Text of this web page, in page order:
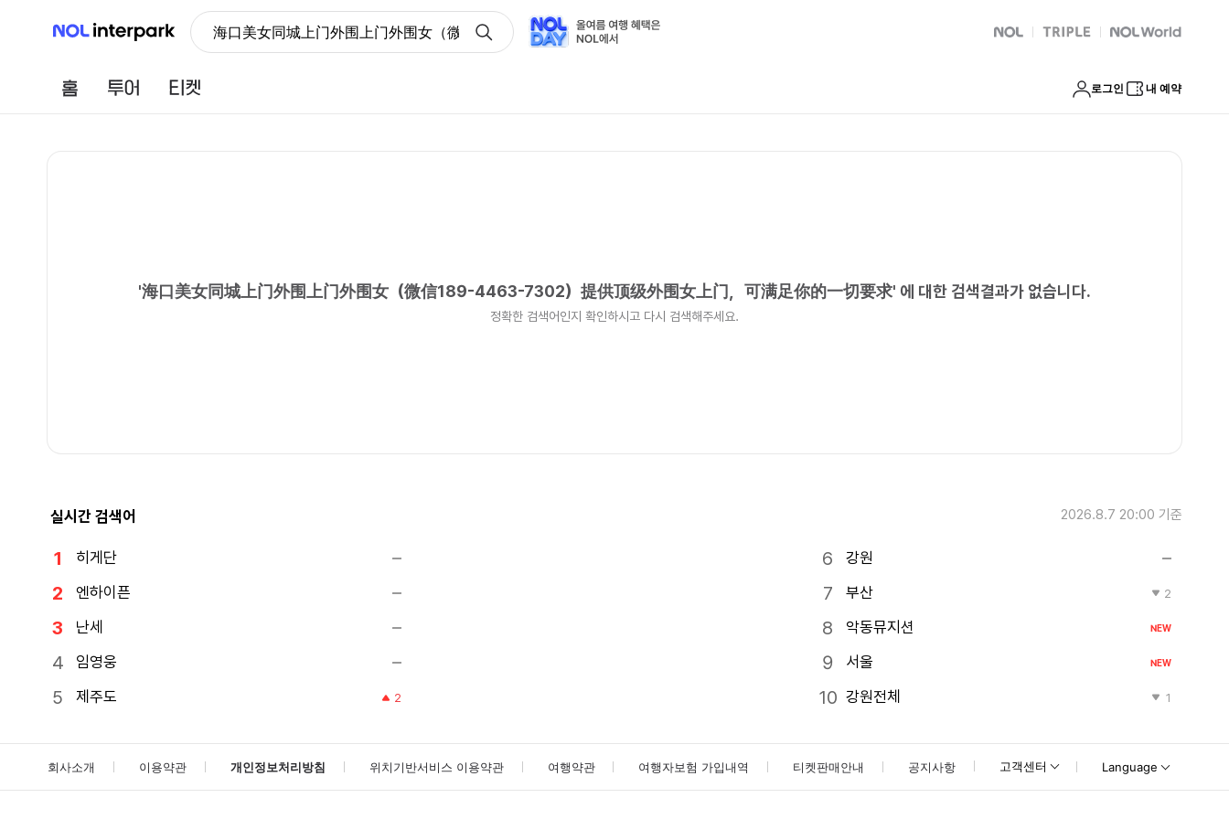
NOL 인터파크 海口美女同城上门外围上门外围女（微信189-4463-7302）提供顶级外围女上门，可满足你的一切要求 NOL 트리플 Global Interpark
홈 투어 로그인 내 예약
'海口美女同城上门外围上门外围女（微信189-4463-7302）提供顶级外围女上门，可满足你的一切要求' 에 대한 검색결과가 없습니다.
정확한 검색어인지 확인하시고 다시 검색해주세요.
실시간 검색어 2026.8.7 20:00 기준
히게단
엔하이픈
난세
임영웅
제주도
2
강원
부산
2
악동뮤지션 NEW
서울 NEW
강원전체 1
회사소개 이용약관 개인정보처리방침 위치기반서비스 이용약관 여행약관 여행자보험 가입내역 티켓판매안내 공지사항 고객센터 Language